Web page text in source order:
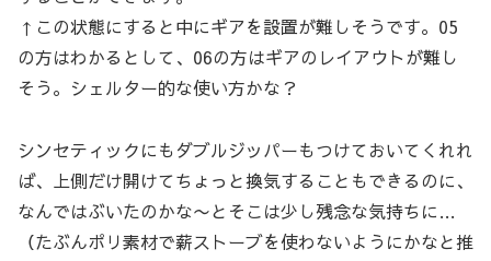
↑この状態にすると中にギアを設置が難しそうです。05
の方はわかるとして、06の方はギアのレイアウトが難し
そう。シェルター的な使い方かな？
シンセティックにもダブルジッパーもつけておいてくれれ
ば、上側だけ開けてちょっと換気することもできるのに、
なんではぶいたのかな〜とそこは少し残念な気持ちに…
（たぶんポリ素材で薪ストーブを使わないようにかなと推